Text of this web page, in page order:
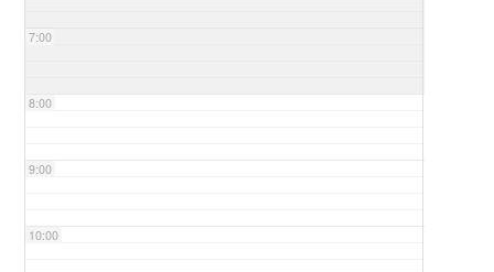
7:00
8:00
9:00
10:00